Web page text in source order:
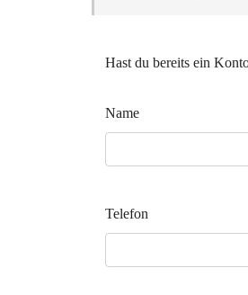
Hast du bereits ein
Name
Telefon